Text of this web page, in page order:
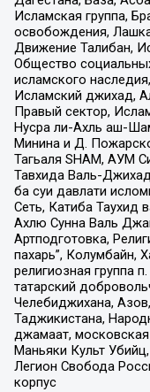
Исламская группа,
освобождения,
Движение Талибан,
Общество
исламского
Исламский джихад,
Правый сектор,
Нусра ли-Ахль аш-
Минина и Д.
Тагьаля SHAM, АУМ
Тавхида Валь-
ба суи давлати
Сеть, Катиба Таухид
Ахлю Сунна Валь
Артподготовка,
пахарь”, Колумбайн,
религиозная группа
татарский
Челебиджихана,
Таджикистана,
джамаат,
Маньяки Культ
Легион Свобода
корпус